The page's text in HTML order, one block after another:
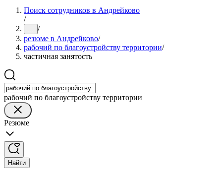
Поиск сотрудников в Андрейково
/
... /
резюме в Андрейково/
рабочий по благоустройству территории/
частичная занятость
рабочий по благоустройству территории
Резюме
Найти